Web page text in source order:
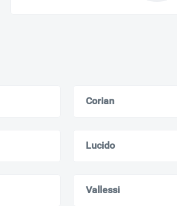
Corian
Lucido
Vallessi